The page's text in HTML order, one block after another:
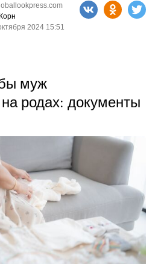
2024 15:51
муж
родах: документы